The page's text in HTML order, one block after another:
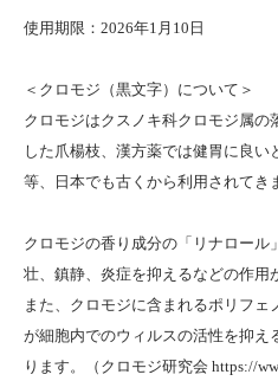
使用期限：2026年1月10日
＜クロモジ（黒文字）について＞
クロモジはクスノキ科クロモジ属の
した爪楊枝、漢方薬では健胃に良い
等、日本でも古くから利用されてき
クロモジの香り成分の「リナロール
壮、鎮静、炎症を抑えるなどの作用
また、クロモジに含まれるポリフェ
が細胞内でのウィルスの活性を抑え
ります。（クロモジ研究会 https://